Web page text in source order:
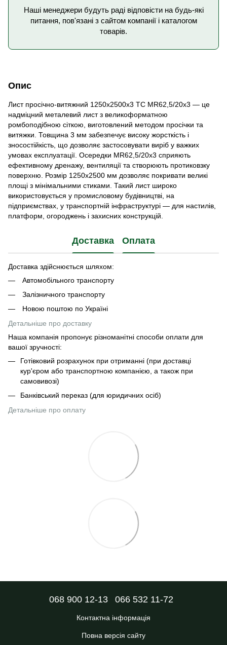
Наші менеджери будуть раді відповісти на будь-які
питання, пов'язані з сайтом компанії і каталогом
товарів.
Опис
Лист просічно-витяжний 1250x2500х3 TC MR62,5/20x3 — це
надміцний металевий лист з великоформатною
ромбоподібною сіткою, виготовлений методом просічки та
витяжки. Товщина 3 мм забезпечує високу жорсткість і
зносостійкість, що дозволяє застосовувати виріб у важких
умовах експлуатації. Осередки MR62,5/20x3 сприяють
ефективному дренажу, вентиляції та створюють протиковзку
поверхню. Розмір 1250х2500 мм дозволяє покривати великі
площі з мінімальними стиками. Такий лист широко
використовується у промисловому будівництві, на
підприємствах, у транспортній інфраструктурі — для настилів,
платформ, огороджень і захисних конструкцій.
Доставка Оплата
Доставка здійснюється шляхом:
Автомобільного транспорту
Залізничного транспорту
Новою поштою по Україні
Детальніше про доставку
Наша компанія пропонує різноманітні способи оплати для
вашої зручності:
Готівковий розрахунок при отриманні (при доставці
кур'єром або транспортною компанією, а також при
самовивозі)
Банківський переказ (для юридичних осіб)
Детальніше про оплату
068 900 12-13 066 532 11-72
Контактна інформація
Повна версія сайту